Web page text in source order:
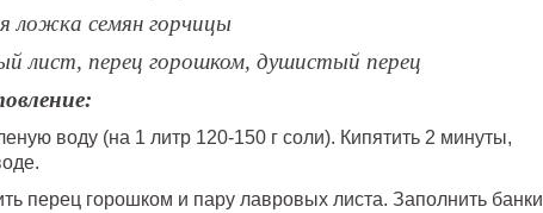
ложка семян горчицы
лист, перец горошком, душистый перец
воду (на 1 литр 120-150 г соли). Кипятить 2 минуты,
перец горошком и пару лавровых листа. Заполнить банки